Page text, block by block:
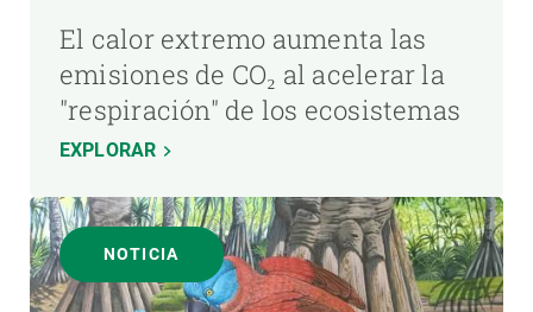
El calor extremo aumenta las
emisiones de CO₂ al acelerar la
"respiración" de los ecosistemas
EXPLORAR
NOTICIA